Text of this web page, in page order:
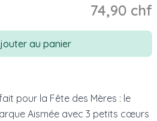
74,90 chf
au panier
ait pour la Fête des Mères : le
Aismée avec 3 petits cœurs